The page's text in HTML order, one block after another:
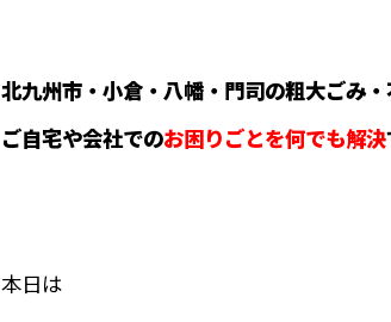
北九州市・小倉・八幡・門司の粗大ごみ
ご自宅や会社でのお困りごとを何でも解決
本日は